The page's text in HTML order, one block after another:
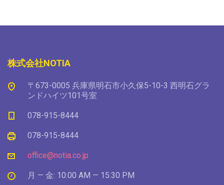
株式会社NOTIA
〒673-0005 兵庫県明石市小久保5-10-3 西明石グラ
ンドハイツ101号室
078-915-8444
078-915-8444
office@notia.co.jp
月 — 金: 10:00 AM — 15:30 PM